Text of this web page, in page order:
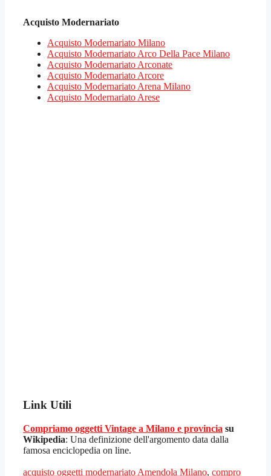
Acquisto Modernariato
Acquisto Modernariato Milano
Acquisto Modernariato Arco Della Pace Milano
Acquisto Modernariato Arconate
Acquisto Modernariato Arcore
Acquisto Modernariato Arena Milano
Acquisto Modernariato Arese
Link Utili
Compriamo oggetti Vintage a Milano e provincia su
Wikipedia: Una definizione dell'argomento data dalla
famosa enciclopedia on line.
acquisto oggetti modernariato Amendola Milano, compro